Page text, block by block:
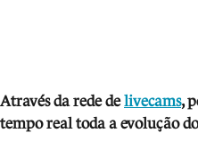
Através da rede delivecams,
tempo real toda a evolução